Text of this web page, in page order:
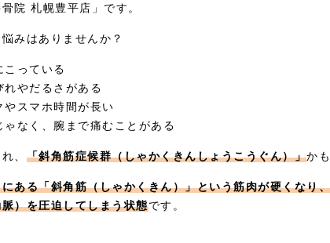
骨院 札幌豊平店」です。
みはありませんか？
こっている
れやだるさがある
やスマホ時間が長い
ゃなく、腕まで痛むことがある
、 「斜角筋症候群（しゃかくきんしょうこうぐん）」か
ある「斜角筋（しゃかくきん）」という筋肉が硬くなり
）を圧迫してしまう状態です。